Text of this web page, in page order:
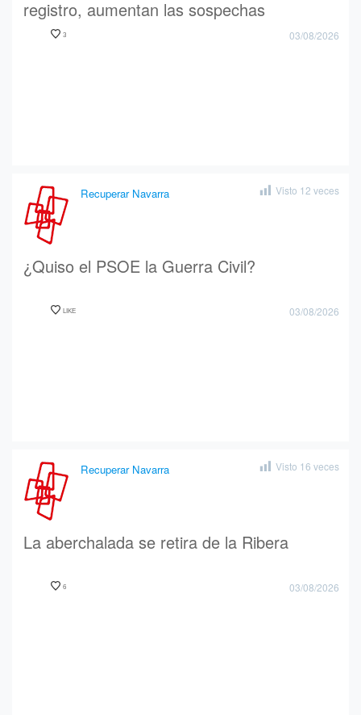
registro, aumentan las sospechas
3 03/08/2026
Recuperar Navarra Visto 12 veces
¿Quiso el PSOE la Guerra Civil?
LIKE 03/08/2026
Recuperar Navarra Visto 16 veces
La aberchalada se retira de la Ribera
6 03/08/2026